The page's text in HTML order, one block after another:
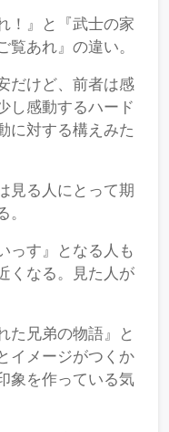
！』と『武士の家
あれ』の違い。
だけど、前者は感
し感動するハード
に対する構えみた
見る人にとって期
っす』となる人も
くなる。見た人が
た兄弟の物語』と
イメージがつくか
象を作っている気